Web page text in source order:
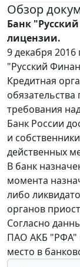
Обзор
Банк
лицензии.
9 декабря
"Русский
Кредитная
требования
Банк России
и
действенных
В банк
момента
либо
органов
Согласно
ПАО АКБ "РФА"
место в